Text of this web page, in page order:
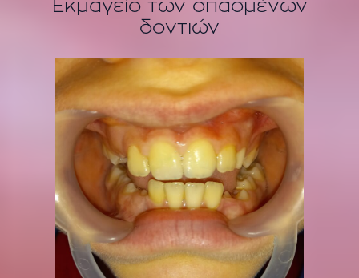
Εκμαγείο των σπασμένων
δοντιών